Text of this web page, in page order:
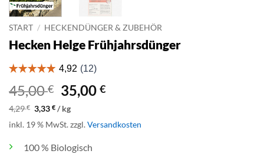
START / HECKENDÜNGER & ZUBEHÖR
Hecken Helge Frühjahrsdünger
45,00€ Ursprünglicher
Preis
war:
45,00 €
35,00€Aktueller
ist:
35,00 €.
4,29€ 3,33€ /kg
inkl. 19 % MwSt.zzgl.Versandkosten
100 % Biologisch